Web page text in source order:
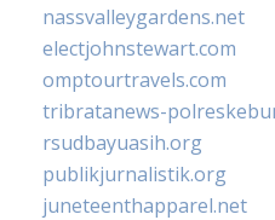
nassvalleygardens.net
electjohnstewart.com
omptourtravels.com
tribratanews-
rsudbayuasih.org
publikjurnalistik.org
juneteenthapparel.net